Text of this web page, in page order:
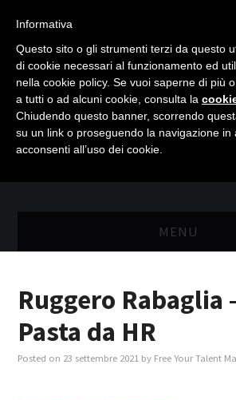
MENU
MASTER MARKETING & RETAIL
SCIENZIATI IN AZIENDA
Ruggero Rabaglia
Pasta da HR
Posted on 23 settembre 2021 by Free Your Talent
Informativa
Questo sito o gli strumenti terzi da questo
di cookie necessari al funzionamento ed
nella cookie policy. Se vuoi saperne di più
a tutti o ad alcuni cookie, consulta la
Chiudendo questo banner, scorrendo
su un link o proseguendo la navigazione in
acconsenti all’uso dei cookie.